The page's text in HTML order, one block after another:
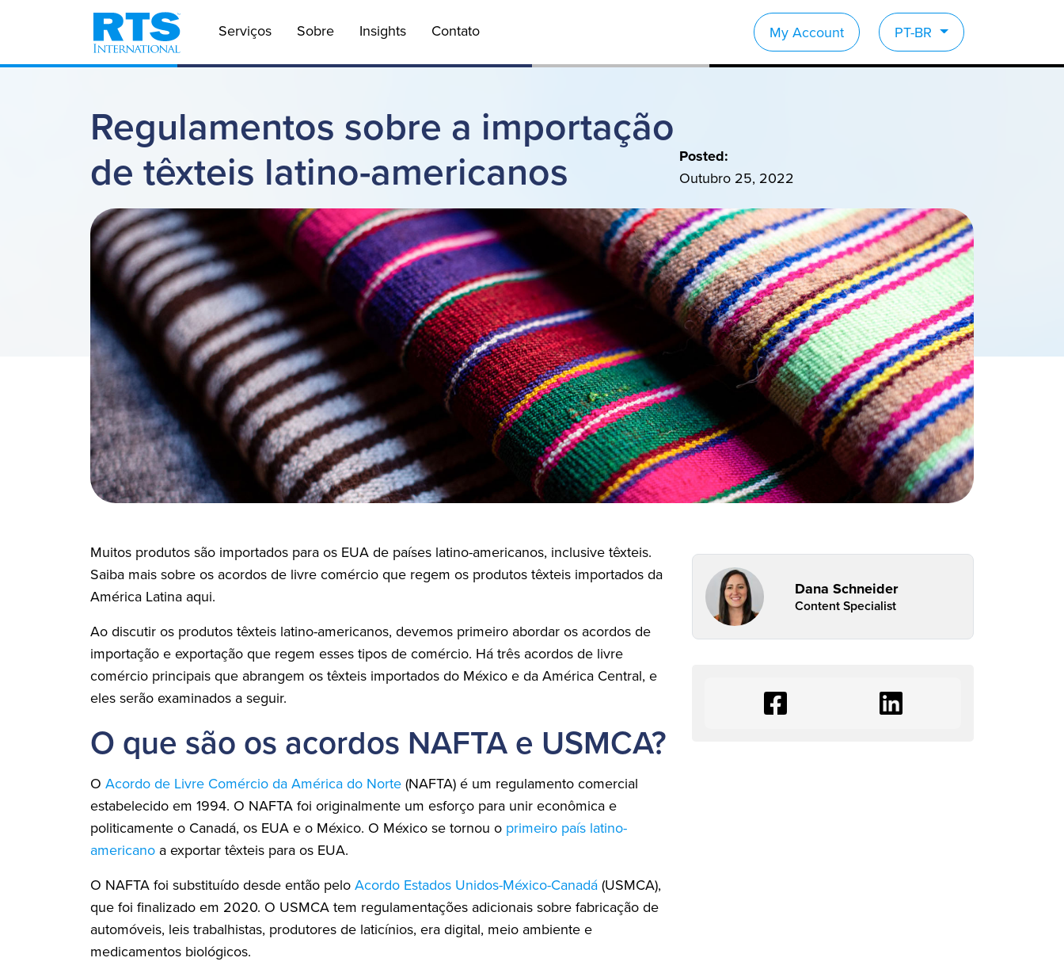
Pular para o conteúdo principal
Navegação principal
Serviços Sobre Insights Contato My Account PT-BR
Regulamentos sobre a importação
de têxteis latino-americanos
Posted:
Outubro 25, 2022
Muitos produtos são importados para os EUA de países latino-americanos, inclusive têxteis.
Saiba mais sobre os acordos de livre comércio que regem os produtos têxteis importados da
América Latina aqui.
Ao discutir os produtos têxteis latino-americanos, devemos primeiro abordar os acordos de
importação e exportação que regem esses tipos de comércio. Há três acordos de livre
comércio principais que abrangem os têxteis importados do México e da América Central, e
eles serão examinados a seguir.
O que são os acordos NAFTA e USMCA?
O Acordo de Livre Comércio da América do Norte (NAFTA) é um regulamento comercial
estabelecido em 1994. O NAFTA foi originalmente um esforço para unir econômica e
politicamente o Canadá, os EUA e o México. O México se tornou o primeiro país latino-
americano a exportar têxteis para os EUA.
O NAFTA foi substituído desde então pelo Acordo Estados Unidos-México-Canadá (USMCA),
que foi finalizado em 2020. O USMCA tem regulamentações adicionais sobre fabricação de
automóveis, leis trabalhistas, produtores de laticínios, era digital, meio ambiente e
medicamentos biológicos.
Dana Schneider
Content Specialist